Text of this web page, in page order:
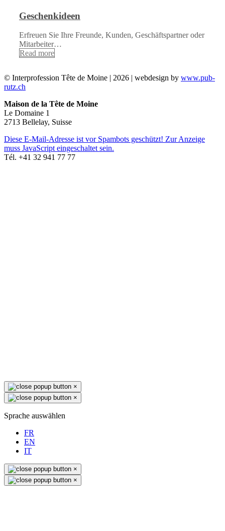
Geschenkideen
Erfreuen Sie Ihre Freunde, Kunden, Geschäftspartner oder
Mitarbeiter…
Read more
© Interprofession Tête de Moine | 2026 | webdesign by www.pub-
rutz.ch
Maison de la Tête de Moine
Le Domaine 1
2713 Bellelay, Suisse
Diese E-Mail-Adresse ist vor Spambots geschützt! Zur Anzeige
muss JavaScript eingeschaltet sein.
Tél. +41 32 941 77 77
×
×
Sprache auswählen
FR
EN
IT
×
×